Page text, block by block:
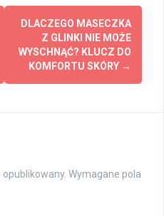
DLACZEGO MASECZKA
Z GLINKI NIE MOŻE
WYSCHNĄĆ? KLUCZ DO
KOMFORTU SKÓRY →
Wymagane pola